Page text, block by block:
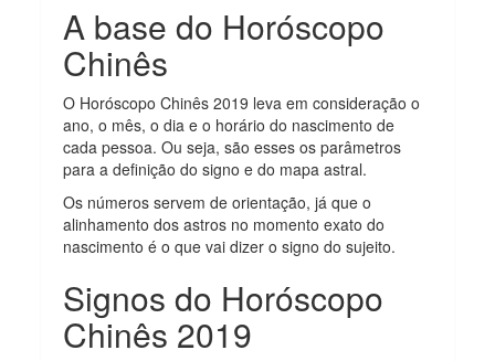
A base do Horóscopo
Chinês
O Horóscopo Chinês 2019 leva em consideração o
ano, o mês, o dia e o horário do nascimento de
cada pessoa. Ou seja, são esses os parâmetros
para a definição do signo e do mapa astral.
Os números servem de orientação, já que o
alinhamento dos astros no momento exato do
nascimento é o que vai dizer o signo do sujeito.
Signos do Horóscopo
Chinês 2019